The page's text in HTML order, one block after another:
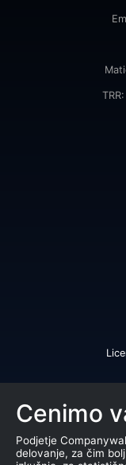
Cenimo
Podjetje
delovanje, za čim